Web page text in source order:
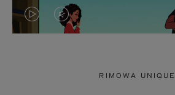
VIDEOVIDEO
RIMOWA UNIQUE